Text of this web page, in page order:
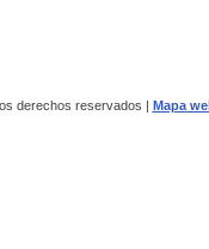
derechos reservados | Mapa